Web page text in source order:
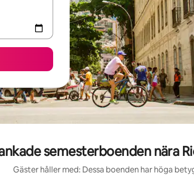
semesterboenden nära
Gäster håller med: Dessa boenden har höga